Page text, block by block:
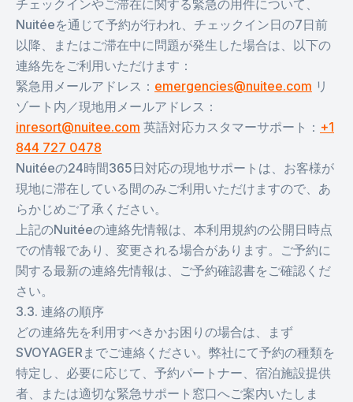
チェックインやご滞在に関する緊急の用件について、
Nuitéeを通じて予約が行われ、チェックイン日の7日前
以降、またはご滞在中に問題が発生した場合は、以下の
連絡先をご利用いただけます：
緊急用メールアドレス： emergencies@nuitee.com リ
ゾート内／現地用メールアドレス：
inresort@nuitee.com 英語対応カスタマーサポート： +1
844 727 0478
Nuitéeの24時間365日対応の現地サポートは、お客様が
現地に滞在している間のみご利用いただけますので、あ
らかじめご了承ください。
上記のNuitéeの連絡先情報は、本利用規約の公開日時点
での情報であり、変更される場合があります。ご予約に
関する最新の連絡先情報は、ご予約確認書をご確認くだ
さい。
3.3. 連絡の順序
どの連絡先を利用すべきかお困りの場合は、まず
SVOYAGERまでご連絡ください。弊社にて予約の種類を
特定し、必要に応じて、予約パートナー、宿泊施設提供
者、または適切な緊急サポート窓口へご案内いたしま